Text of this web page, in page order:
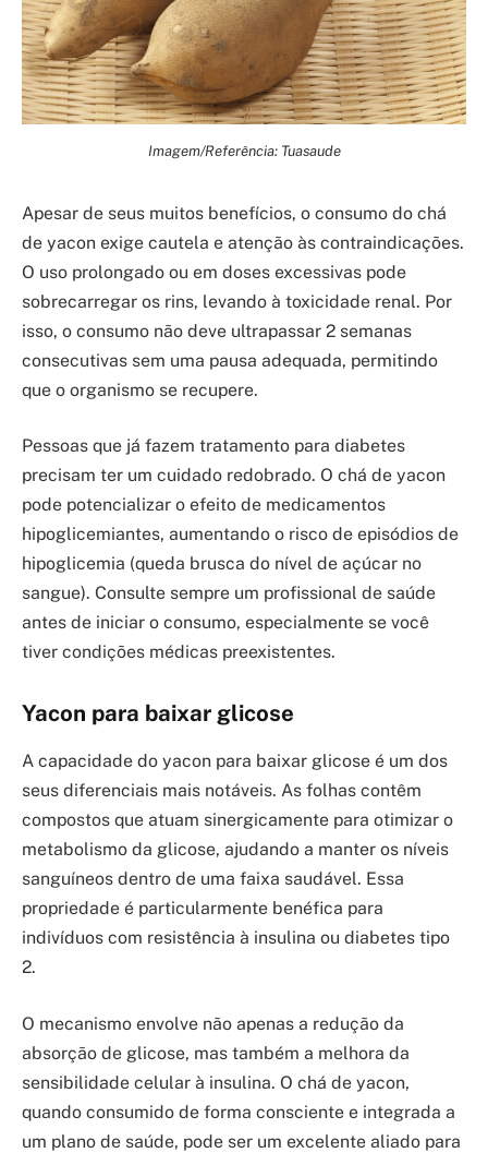
Imagem/Referência: Tuasaude
Apesar de seus muitos benefícios, o consumo do chá
de yacon exige cautela e atenção às contraindicações.
O uso prolongado ou em doses excessivas pode
sobrecarregar os rins, levando à toxicidade renal. Por
isso, o consumo não deve ultrapassar 2 semanas
consecutivas sem uma pausa adequada, permitindo
que o organismo se recupere.
Pessoas que já fazem tratamento para diabetes
precisam ter um cuidado redobrado. O chá de yacon
pode potencializar o efeito de medicamentos
hipoglicemiantes, aumentando o risco de episódios de
hipoglicemia (queda brusca do nível de açúcar no
sangue). Consulte sempre um profissional de saúde
antes de iniciar o consumo, especialmente se você
tiver condições médicas preexistentes.
Yacon para baixar glicose
A capacidade do yacon para baixar glicose é um dos
seus diferenciais mais notáveis. As folhas contêm
compostos que atuam sinergicamente para otimizar o
metabolismo da glicose, ajudando a manter os níveis
sanguíneos dentro de uma faixa saudável. Essa
propriedade é particularmente benéfica para
indivíduos com resistência à insulina ou diabetes tipo
2.
O mecanismo envolve não apenas a redução da
absorção de glicose, mas também a melhora da
sensibilidade celular à insulina. O chá de yacon,
quando consumido de forma consciente e integrada a
um plano de saúde, pode ser um excelente aliado para